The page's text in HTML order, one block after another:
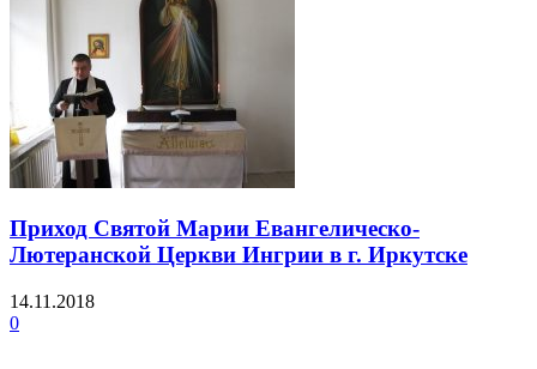
Приход Святой Марии Евангелическо-
Лютеранской Церкви Ингрии в г. Иркутске
14.11.2018
0